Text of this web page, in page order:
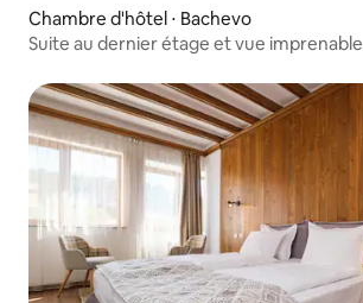
Chambre d'hôtel ⋅ Bachevo
Suite au dernier étage et vue imprenable